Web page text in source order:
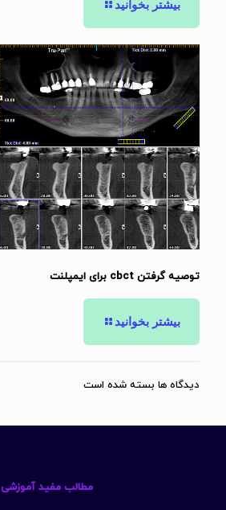
بیشتر بخوانید
توصیه گرفتن cbct برای ایمپلنت
بیشتر بخوانید
دیدگاه ها بسته شده است
مطالب مفید آموزشی